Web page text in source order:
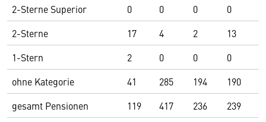
2-Sterne Superior
0 0 0 0
2-Sterne
17 4 2 13
1-Stern
2 0 0 0
ohne Kategorie
41 285 194 190
gesamt Pensionen
119 417 236 239